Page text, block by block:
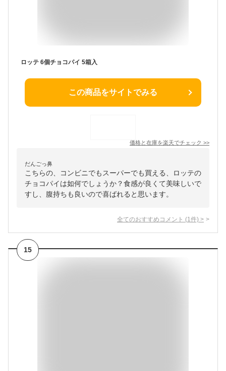
ロッテ 6個チョコパイ 5箱入
この商品をサイトでみる
価格と在庫を楽天でチェック >>
だんごっ鼻
こちらの、コンビニでもスーパーでも買える、ロッテの
チョコパイは如何でしょうか？食感が良くて美味しいで
すし、腹持ちも良いので喜ばれると思います。
全てのおすすめコメント (1 件) >
15